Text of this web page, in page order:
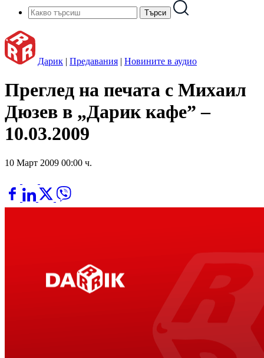
Дарик | Предавания | Новините в аудио
Преглед на печата с Михаил
Дюзев в „Дарик кафе” –
10.03.2009
10 Март 2009 00:00 ч.